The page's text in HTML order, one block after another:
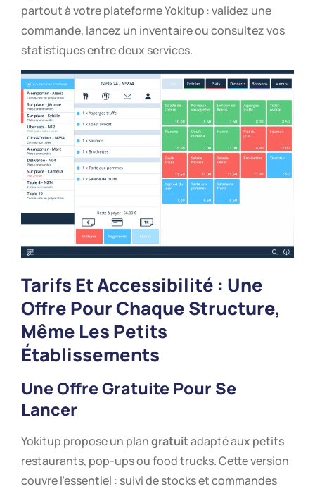
partout à votre plateforme Yokitup : validez une
commande, lancez un inventaire ou consultez vos
statistiques entre deux services.
Tarifs Et Accessibilité : Une
Offre Pour Chaque Structure,
Même Les Petits
Établissements
Une Offre Gratuite Pour Se
Lancer
Yokitup propose un plangratuitadapté aux petits
restaurants, pop-ups ou food trucks. Cette version
couvre l’essentiel : suivi de stocks et commandes